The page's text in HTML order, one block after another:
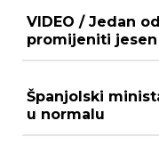
VIDEO / Jedan
promijeniti
Španjolski
u normalu